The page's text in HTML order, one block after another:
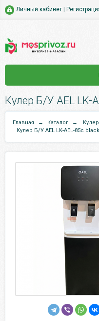
Личный кабинет
Главная → Каталог →
Кулер Б/У AEL LK-AEL-85c